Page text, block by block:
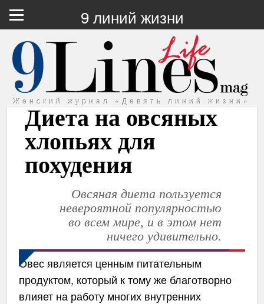
9 линий жизни
Женский журнал «Девять линий жизни»
Диета на овсяных
хлопьях для
похудения
Овсяная диета пользуется
невероятной популярностью
во всем мире, и в этом нет
ничего удивительно.
Овес является ценным питательным
продуктом, который к тому же благотворно
влияет на работу многих внутренних